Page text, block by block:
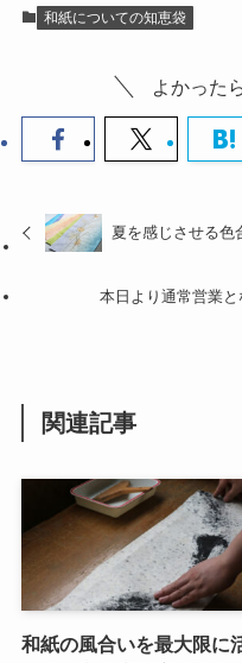
和紙についての知恵袋
よかった
夏を感じさせる色
本日より通常営業
関連記事
和紙の風合いを最大限に